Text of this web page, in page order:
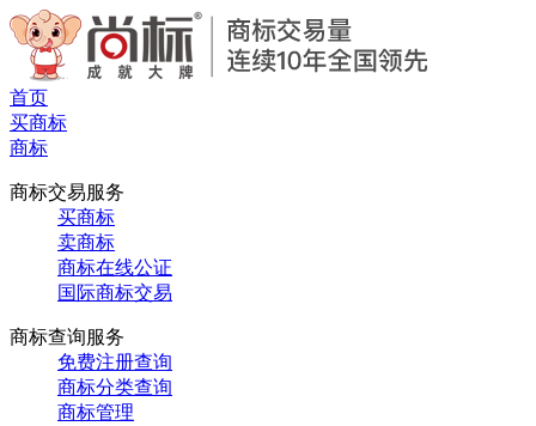
首页
买商标
商标
商标交易服务
买商标
卖商标
商标在线公证
国际商标交易
商标查询服务
免费注册查询
商标分类查询
商标管理